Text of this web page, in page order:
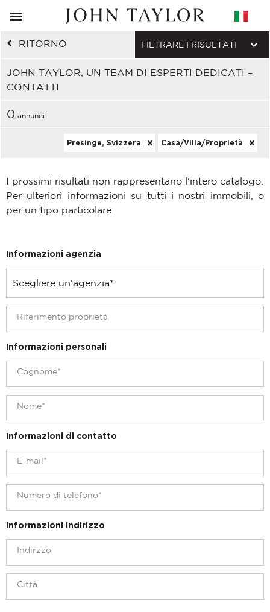
RITORNO
JOHN TAYLOR, UN TEAM DI ESPERTI DEDICATI –
CONTATTI
FILTRARE I RISULTATI
0 annunci
Presinge, Svizzera Casa/Villa/Proprietà
I prossimi risultati non rappresentano l'intero catalogo.
Per ulteriori informazioni su tutti i nostri immobili, o
per un tipo particolare.
Informazioni agenzia
Informazioni personali
Informazioni di contatto
Informazioni indirizzo